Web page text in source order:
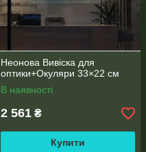
Неонова Вивіска для
оптики+Окуляри 33×22 см
В наявності
2 561 ₴
Купити